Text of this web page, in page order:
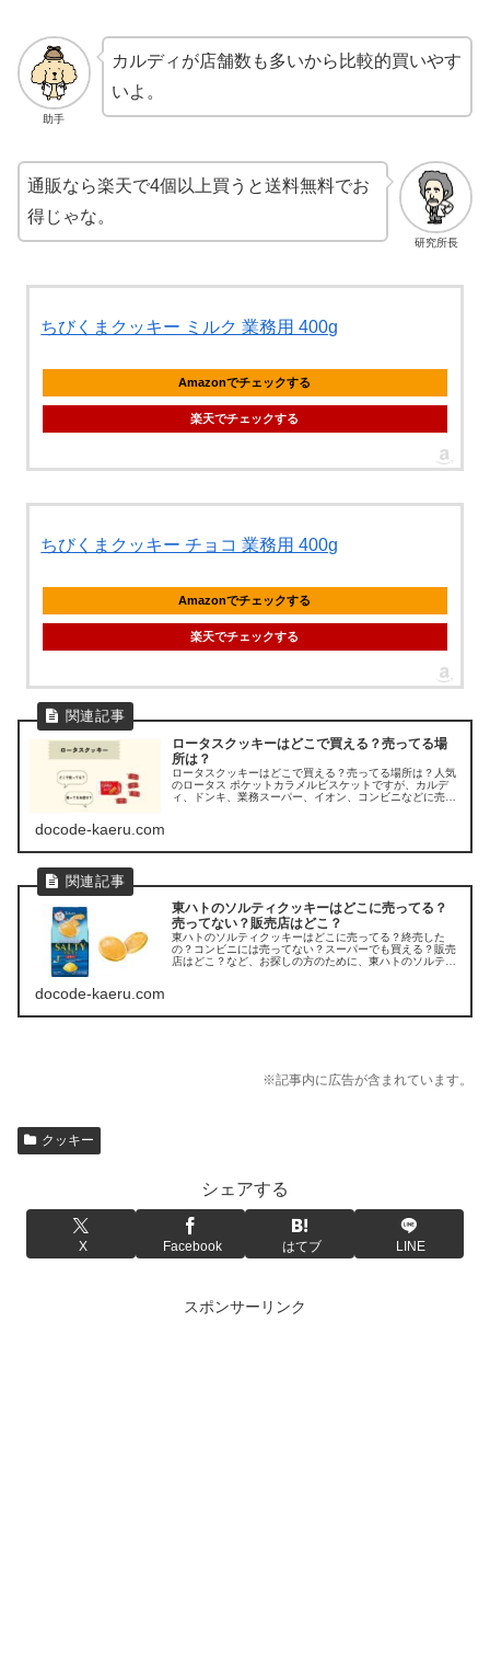
助手
カルディが店舗数も多いから比較的買いやす
いよ。
研究所長
通販なら楽天で4個以上買うと送料無料でお
得じゃな。
ちびくまクッキー ミルク 業務用 400g
Amazonでチェックする
楽天でチェックする
ちびくまクッキー チョコ 業務用 400g
Amazonでチェックする
楽天でチェックする
ロータスクッキーはどこで買える？売ってる場
所は？
ロータスクッキーはどこで買える？売ってる場所は？人気
のロータス ポケットカラメルビスケットですが、カルデ
ィ、ドンキ、業務スーパー、イオン、コンビニなどに売っ
docode-kaeru.com
東ハトのソルティクッキーはどこに売ってる？
売ってない？販売店はどこ？
東ハトのソルティクッキーはどこに売ってる？終売した
の？コンビニには売ってない？スーパーでも買える？販売
店はどこ？など、お探しの方のために、東ハトのソルティ
docode-kaeru.com
※記事内に広告が含まれています。
クッキー
シェアする
X Facebook はてブ LINE
スポンサーリンク